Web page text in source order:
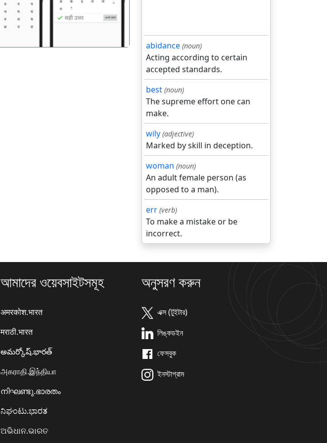
abidance (noun)
Acting according to certain
accepted standards.
best (noun)
The supreme effort one can
make.
wily (adjective)
Marked by skill in deception.
woman (noun)
An adult female person (as
opposed to a man).
err (verb)
To make a mistake or be
incorrect.
আমাদের ওয়েবসাইটসমূহ
अमरकोश.भारत
मराठी.भारत
అమర్కోష్.భారత్
அகராதி.இந்தியா
നിഘണ്ടു.ഭാരതം
ನಿಘಂಟು.ಭಾರತ
ଅଭିଧାନ.ଭାରତ
অনুসরণ করুন
এক্স (টুইটার)
লিঙ্কডইন
ফেসবুক
ইনস্টাগ্রাম